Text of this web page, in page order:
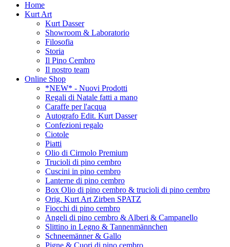
Home
Kurt Art
Kurt Dasser
Showroom & Laboratorio
Filosofia
Storia
Il Pino Cembro
Il nostro team
Online Shop
*NEW* - Nuovi Prodotti
Regali di Natale fatti a mano
Caraffe per l'acqua
Autografo Edit. Kurt Dasser
Confezioni regalo
Ciotole
Piatti
Olio di Cirmolo Premium
Trucioli di pino cembro
Cuscini in pino cembro
Lanterne di pino cembro
Box Olio di pino cembro & trucioli di pino cembro
Orig. Kurt Art Zirben SPATZ
Fiocchi di pino cembro
Angeli di pino cembro & Alberi & Campanello
Slittino in Legno & Tannenmännchen
Schneemänner & Gallo
Pigne & Cuori di pino cembro